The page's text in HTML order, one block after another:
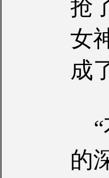
抢
女
成
“
的